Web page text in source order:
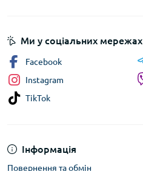
Інформація
Повернення та обмін
Ми у соціальних мережах
Facebook
Instagram
TikTok